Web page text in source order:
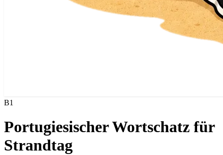
B1
Portugiesischer Wortschatz für
Strandtag